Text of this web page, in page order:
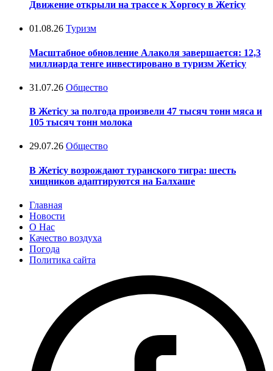
Движение открыли на трассе к Хоргосу в Жетісу
01.08.26 Туризм
Масштабное обновление Алаколя завершается: 12,3
миллиарда тенге инвестировано в туризм Жетісу
31.07.26 Общество
В Жетісу за полгода произвели 47 тысяч тонн мяса и
105 тысяч тонн молока
29.07.26 Общество
В Жетісу возрождают туранского тигра: шесть
хищников адаптируются на Балхаше
Главная
Новости
О Нас
Качество воздуха
Погода
Политика сайта